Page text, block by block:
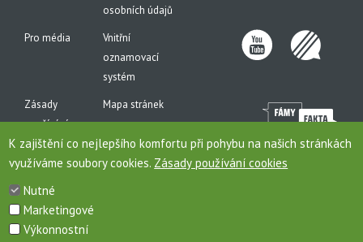
osobních údajů
Pro média
Vnitřní
oznamovací
systém
Zásady
používání
cookies
Mapa stránek
Toto jsou internetové stránky společnosti AGROFERT, a.s., IČO 26185610, se sídlem na
adrese Pyšelská 2327/2, Chodov, 149 00 Praha 4, zapsané v obchodním rejstříku pod
K zajištění co nejlepšího komfortu při pohybu na našich stránkách
využíváme soubory cookies. Zásady používání cookies
Nutné
Marketingové
Výkonnostní